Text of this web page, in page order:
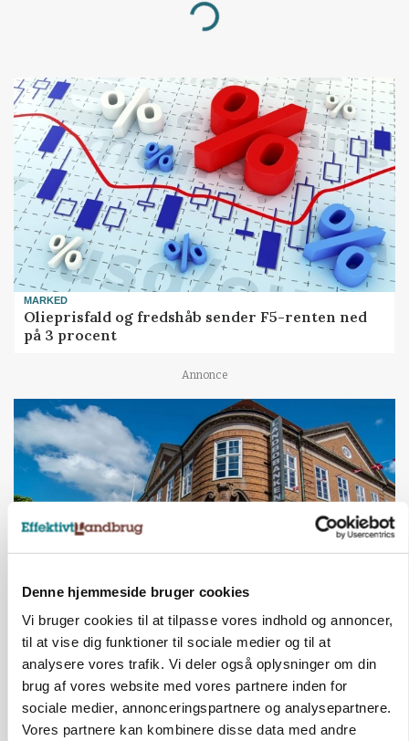
Denne hjemmeside bruger cookies
Vi bruger cookies til at tilpasse vores indhold og annoncer,
til at vise dig funktioner til sociale medier og til at
analysere vores trafik. Vi deler også oplysninger om din
brug af vores website med vores partnere inden for
sociale medier, annonceringspartnere og analysepartnere.
Vores partnere kan kombinere disse data med andre
Loading...
MARKED
Olieprisfald og fredshåb sender F5-renten ned
på 3 procent
Annonce
BUSINESS
Lave grisepriser og nye regler øger landbobanks
forsigtighed
KLUMME